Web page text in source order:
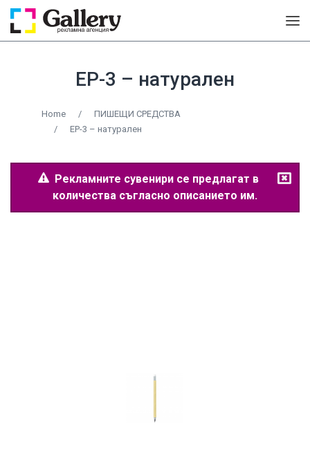
EP-3 – натурален
Home /
ПИШЕЩИ СРЕДСТВА
/
EP-3 – натурален
Рекламните сувенири се предлагат в
количества съгласно описанието им.